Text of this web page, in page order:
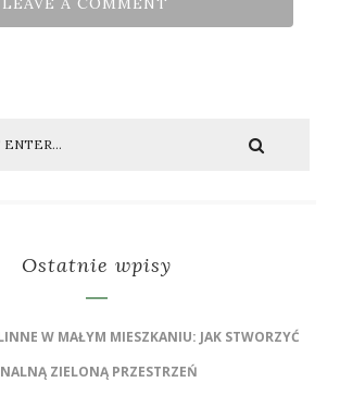
Ostatnie wpisy
W MAŁYM MIESZKANIU: JAK STWORZYĆ
ZIELONĄ PRZESTRZEŃ